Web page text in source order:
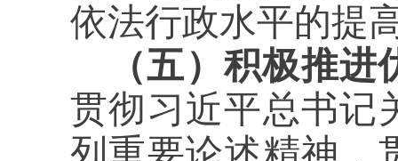
依法行政水平的提
（五）积极推
贯彻习近平总书记